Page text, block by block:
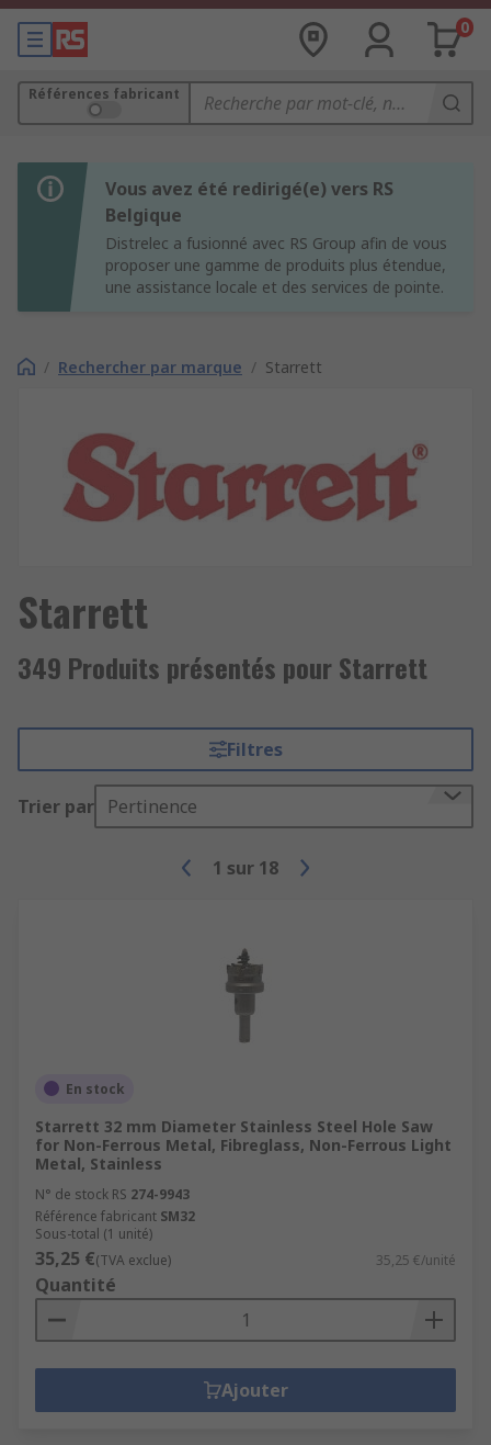
0
Références fabricant
Vous avez été redirigé(e) vers RS
Belgique
Distrelec a fusionné avec RS Group afin de vous
proposer une gamme de produits plus étendue,
une assistance locale et des services de pointe.
/ Rechercher par marque / Starrett
Starrett
349 Produits présentés pour Starrett
Filtres
Trier par Pertinence
1 sur 18
En stock
Starrett 32 mm Diameter Stainless Steel Hole Saw
for Non-Ferrous Metal, Fibreglass, Non-Ferrous Light
Metal, Stainless
N° de stock RS 274-9943
Référence fabricant SM32
Sous-total (1 unité)
35,25 €(TVA exclue) 35,25 €/unité
Quantité
Ajouter